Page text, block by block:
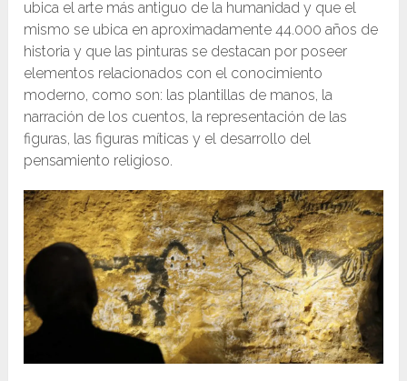
ubica el arte más antiguo de la humanidad y que el
mismo se ubica en aproximadamente 44.000 años de
historia y que las pinturas se destacan por poseer
elementos relacionados con el conocimiento
moderno, como son: las plantillas de manos, la
narración de los cuentos, la representación de las
figuras, las figuras míticas y el desarrollo del
pensamiento religioso.